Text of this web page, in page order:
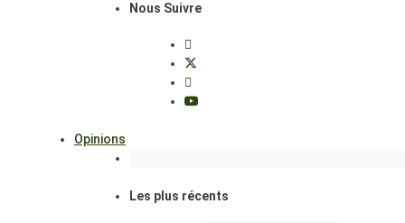
Nous Suivre
Opinions
Les plus récents